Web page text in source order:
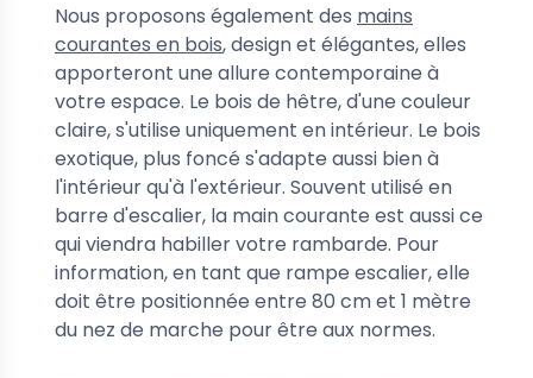
Nous proposons également des mains
courantes en bois, design et élégantes, elles
apporteront une allure contemporaine à
votre espace. Le bois de hêtre, d'une couleur
claire, s'utilise uniquement en intérieur. Le bois
exotique, plus foncé s'adapte aussi bien à
l'intérieur qu'à l'extérieur. Souvent utilisé en
barre d'escalier, la main courante est aussi ce
qui viendra habiller votre rambarde. Pour
information, en tant que rampe escalier, elle
doit être positionnée entre 80 cm et 1 mètre
du nez de marche pour être aux normes.